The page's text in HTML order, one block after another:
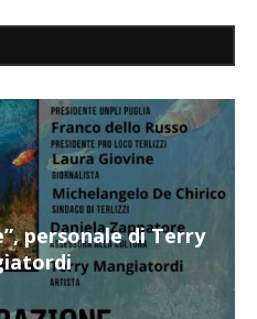
personale di Terry